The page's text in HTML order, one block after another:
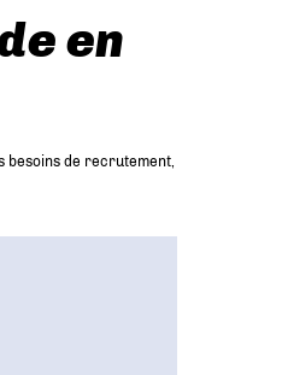
en
besoins de recrutement,